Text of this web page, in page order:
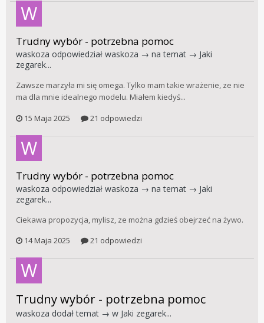
Trudny wybór - potrzebna pomoc
waskoza odpowiedział waskoza → na temat → Jaki
zegarek...
Zawsze marzyła mi się omega. Tylko mam takie wrażenie, ze nie
ma dla mnie idealnego modelu. Miałem kiedyś...
15 Maja 2025
21 odpowiedzi
Trudny wybór - potrzebna pomoc
waskoza odpowiedział waskoza → na temat → Jaki
zegarek...
Ciekawa propozycja, mylisz, ze można gdzieś obejrzeć na żywo.
14 Maja 2025
21 odpowiedzi
Trudny wybór - potrzebna pomoc
waskoza dodał temat → w Jaki zegarek...